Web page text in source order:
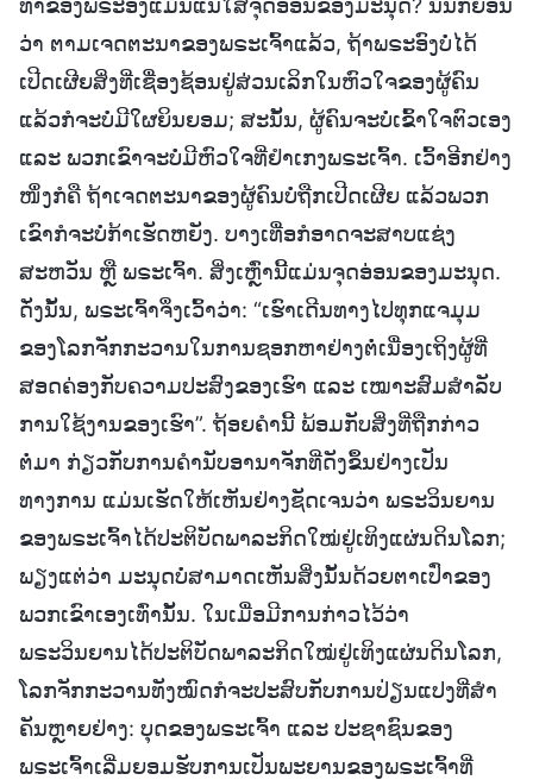
ວ່າ ຕາມເຈດຕະນາຂອງພຣະເຈົ້າແລ້ວ, ຖ້າພຣະອົງບໍ່ໄດ້
ເປີດເຜີຍສິ່ງທີ່ເຊື່ອງຊ້ອນຢູ່ສ່ວນເລິກໃນຫົວໃຈຂອງຜູ້ຄົນ
ແລ້ວກໍຈະບໍ່ມີໃຜຍິນຍອມ; ສະນັ້ນ, ຜູ້ຄົນຈະບໍ່ເຂົ້າໃຈຕົວເອງ
ແລະ ພວກເຂົາຈະບໍ່ມີຫົວໃຈທີ່ຢໍາເກງພຣະເຈົ້າ. ເວົ້າອີກຢ່າງ
ໜຶ່ງກໍຄື ຖ້າເຈດຕະນາຂອງຜູ້ຄົນບໍ່ຖືກເປີດເຜີຍ ແລ້ວພວກ
ເຂົາກໍຈະບໍ່ກ້າເຮັດຫຍັງ. ບາງເທື່ອກໍອາດຈະສາບແຊ່ງ
ສະຫວັນ ຫຼື ພຣະເຈົ້າ. ສິ່ງເຫຼົ່ານີ້ແມ່ນຈຸດອ່ອນຂອງມະນຸດ.
ດັ່ງນັ້ນ, ພຣະເຈົ້າຈຶ່ງເວົ້າວ່າ: “ເຮົາເດີນທາງໄປທຸກແຈມຸມ
ຂອງໂລກຈັກກະວານໃນການຊອກຫາຢ່າງຕໍ່ເນື່ອງເຖິງຜູ້ທີ່
ສອດຄ່ອງກັບຄວາມປະສົງຂອງເຮົາ ແລະ ເໝາະສົມສໍາລັບ
ການໃຊ້ງານຂອງເຮົາ”. ຖ້ອຍຄໍານີ້ ພ້ອມກັບສິ່ງທີ່ຖືກກ່າວ
ຕໍ່ມາ ກ່ຽວກັບການຄໍານັບອານາຈັກທີ່ດັງຂຶ້ນຢ່າງເປັນ
ທາງການ ແມ່ນເຮັດໃຫ້ເຫັນຢ່າງຊັດເຈນວ່າ ພຣະວິນຍານ
ຂອງພຣະເຈົ້າໄດ້ປະຕິບັດພາລະກິດໃໝ່ຢູ່ເທິງແຜ່ນດິນໂລກ;
ພຽງແຕ່ວ່າ ມະນຸດບໍ່ສາມາດເຫັນສິ່ງນັ້ນດ້ວຍຕາເປົ່າຂອງ
ພວກເຂົາເອງເທົ່ານັ້ນ. ໃນເມື່ອມີການກ່າວໄວ້ວ່າ
ພຣະວິນຍານໄດ້ປະຕິບັດພາລະກິດໃໝ່ຢູ່ເທິງແຜ່ນດິນໂລກ,
ໂລກຈັກກະວານທັງໝົດກໍຈະປະສົບກັບການປ່ຽນແປງທີ່ສໍາ
ຄັນຫຼາຍຢ່າງ: ບຸດຂອງພຣະເຈົ້າ ແລະ ປະຊາຊົນຂອງ
ພຣະເຈົ້າເລີ່ມຍອມຮັບການເປັນພະຍານຂອງພຣະເຈົ້າທີ່